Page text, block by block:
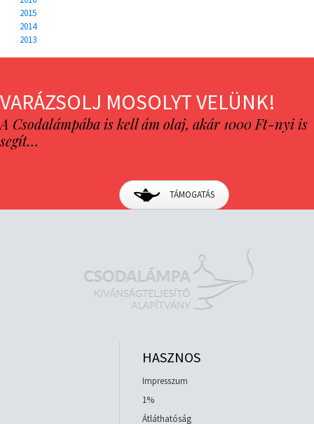
2015
2014
2013
VARÁZSOLJ MOSOLYT VELÜNK!
A Csodalámpába is kell ám olaj, akár 1000 Ft-nyi is
segít…
TÁMOGATÁS
HASZNOS
Impresszum
1%
Átláthatóság